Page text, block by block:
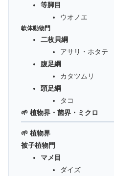
等脚目
ウオノエ
軟体動物門
二枚貝綱
アサリ・ホタテ
腹足綱
カタツムリ
頭足綱
タコ
🌱 植物界・菌界・ミクロ
🌱 植物界
被子植物門
マメ目
ダイズ